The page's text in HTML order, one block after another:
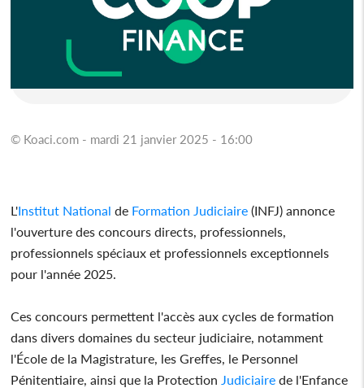
© Koaci.com - mardi 21 janvier 2025 - 16:00
L'Institut National de Formation Judiciaire (INFJ) annonce
l'ouverture des concours directs, professionnels,
professionnels spéciaux et professionnels exceptionnels
pour l'année 2025.
Ces concours permettent l'accès aux cycles de formation
dans divers domaines du secteur judiciaire, notamment
l'École de la Magistrature, les Greffes, le Personnel
Pénitentiaire, ainsi que la Protection Judiciaire de l'Enfance